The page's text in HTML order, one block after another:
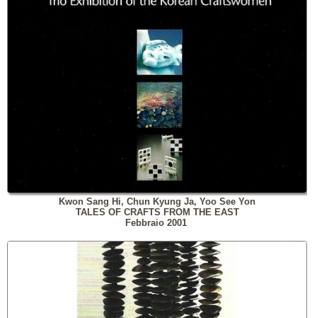
Kwon Sang Hi, Chun Kyung Ja, Yoo See Yon
TALES OF CRAFTS FROM THE EAST
Febbraio 2001